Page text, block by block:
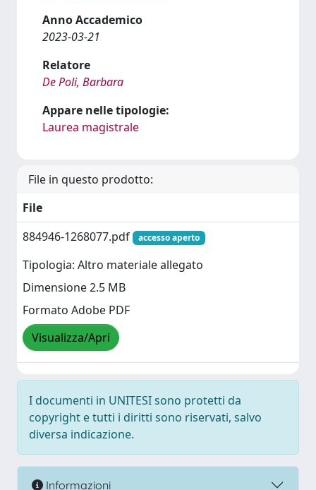
Anno Accademico
2023-03-21
Relatore
De Poli, Barbara
Appare nelle tipologie:
Laurea magistrale
File in questo prodotto:
File
884946-1268077.pdf
accesso aperto
Tipologia: Altro materiale allegato
Dimensione 2.5 MB
Formato Adobe PDF
Visualizza/Apri
I documenti in UNITESI sono protetti da
copyright e tutti i diritti sono riservati, salvo
diversa indicazione.
Informazioni